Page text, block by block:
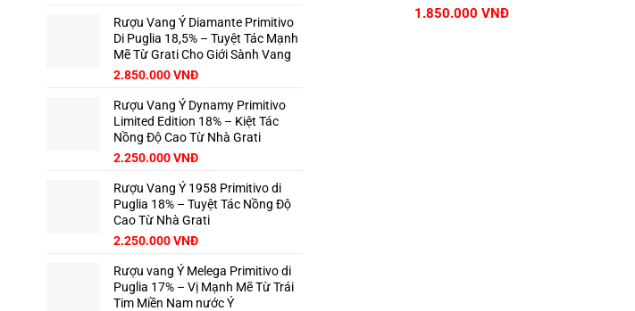
Rượu Vang Ý Diamante Primitivo
Di Puglia 18,5% – Tuyệt Tác Mạnh
Mẽ Từ Grati Cho Giới Sành Vang
2.850.000VNĐ
Rượu Vang Ý Dynamy Primitivo
Limited Edition 18% – Kiệt Tác
Nồng Độ Cao Từ Nhà Grati
2.250.000VNĐ
Rượu Vang Ý 1958 Primitivo di
Puglia 18% – Tuyệt Tác Nồng Độ
Cao Từ Nhà Grati
2.250.000VNĐ
Rượu vang Ý Melega Primitivo di
Puglia 17% – Vị Mạnh Mẽ Từ Trái
Tim Miền Nam nước Ý
đánh giá
1.850.000 VNĐ